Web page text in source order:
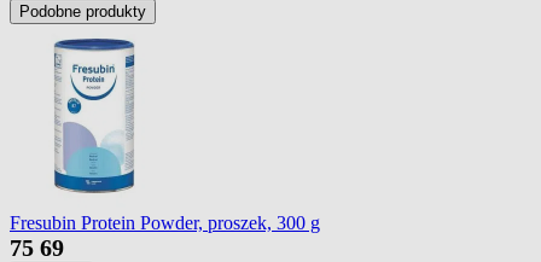
Podobne produkty
Fresubin Protein Powder, proszek, 300 g
75 69